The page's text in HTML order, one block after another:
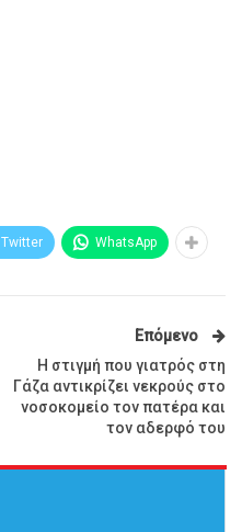
Twitter WhatsApp
Επόμενο
Η στιγμή που γιατρός στη
Γάζα αντικρίζει νεκρούς στο
νοσοκομείο τον πατέρα και
τον αδερφό του